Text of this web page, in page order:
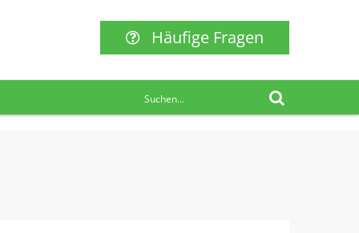
Häufige Fragen